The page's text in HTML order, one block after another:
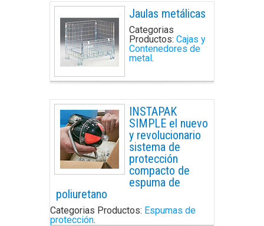
Jaulas metálicas
Categorias
Productos: Cajas y
Contenedores de
metal.
INSTAPAK
SIMPLE el nuevo
y revolucionario
sistema de
protección
compacto de
espuma de
poliuretano
Categorias Productos: Espumas de
protección.